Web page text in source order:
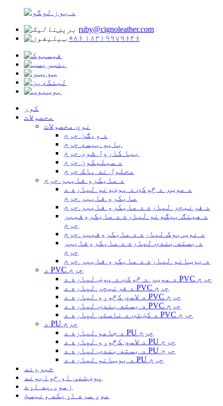
ruby@cignoleather.com
+۸۶ ۱۸۳۱۹۹۷۹۶۴۶
کور
محصولات
نوي محصولات
د ویګن چرم
بایو بیسډ چرم
بیا کارول شوی چرم
د سیلیکون چرم
محلول نه پاک چرم
د مایکرو فایبر چرم
د موټر د څوکۍ د پوښونو لپاره د
مایکرو فایبر چرم
د فرنیچر لپاره د مایکرو فایبر چرم
د هینګ بیګونو لپاره د مایکروفیبر
چرم
د نوټ بوک لپاره د مایکروفیبر چرم
د بسته بندۍ لپاره د مایکروفایبر
چرم
د بوټانو لپاره د مایکرو فایبر چرم
د PVC چرم
د موټر د څوکۍ د پوښ لپاره د PVC چرم
د فرنیچر لپاره د PVC چرم
د لاسي کڅوړو لپاره د PVC چرم
د بسته بندۍ لپاره د PVC چرم
د کښتۍ د ناستې لپاره د PVC چرم
د PU چرم
د جامو لپاره د PU چرم
د لاسي کڅوړو لپاره د PU چرم
د بسته بندۍ لپاره د PU چرم
د بوټانو لپاره د PU چرم
خبرونه
پوښتنې او ځوابونه
زموږ په اړه
موږ سره اړیکه ونیسئ